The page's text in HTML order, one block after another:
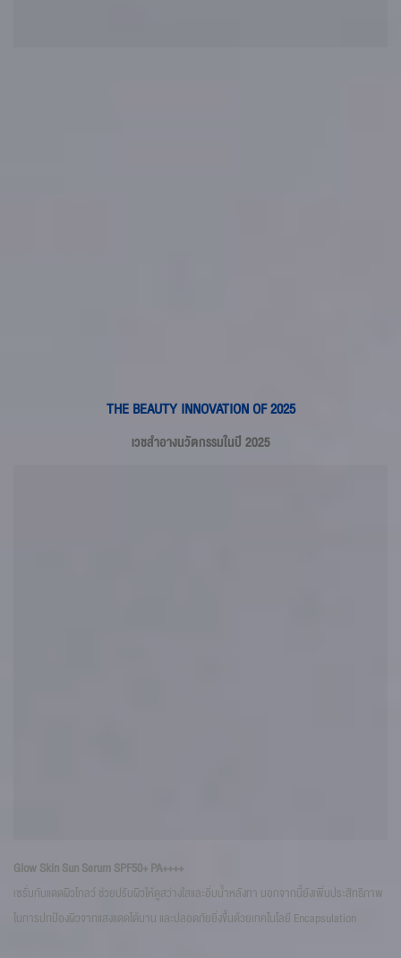
THE BEAUTY INNOVATION OF 2025
เวชสำอางนวัตกรรมในปี 2025
Glow Skin Sun Serum SPF50+ PA++++
เซรั่มกันแดดผิวโกลว์ ช่วยปรับผิวให้ดูสว่างใสและอิ่มน้ำหลังทา นอกจากนี้ยังเพิ่มประสิทธิภาพ
ในการปกป้องผิวจากแสงแดดได้นาน และปลอดภัยยิ่งขึ้นด้วยเทคโนโลยี Encapsulation